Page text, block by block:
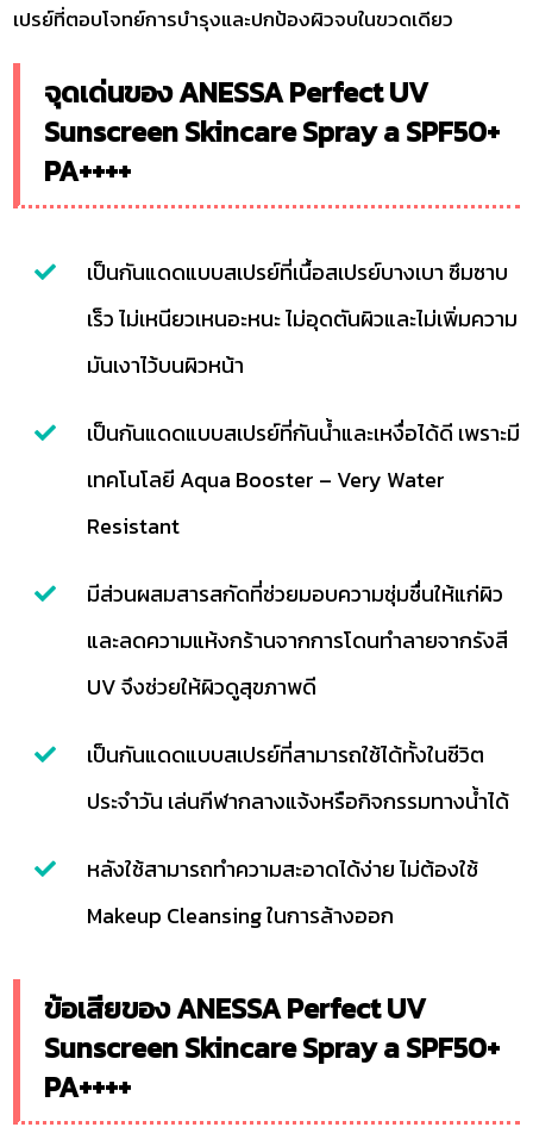
เปรย์ที่ตอบโจทย์การบำรุงและปกป้องผิวจบในขวดเดียว
จุดเด่นของ ANESSA Perfect UV
Sunscreen Skincare Spray a SPF50+
PA++++
เป็นกันแดดแบบสเปรย์ที่เนื้อสเปรย์บางเบา ซึมซาบ
เร็ว ไม่เหนียวเหนอะหนะ ไม่อุดตันผิวและไม่เพิ่มความ
มันเงาไว้บนผิวหน้า
เป็นกันแดดแบบสเปรย์ที่กันน้ำและเหงื่อได้ดี เพราะมี
เทคโนโลยี Aqua Booster – Very Water
Resistant
มีส่วนผสมสารสกัดที่ช่วยมอบความชุ่มชื่นให้แก่ผิว
และลดความแห้งกร้านจากการโดนทำลายจากรังสี
UV จึงช่วยให้ผิวดูสุขภาพดี
เป็นกันแดดแบบสเปรย์ที่สามารถใช้ได้ทั้งในชีวิต
ประจำวัน เล่นกีฬากลางแจ้งหรือกิจกรรมทางน้ำได้
หลังใช้สามารถทำความสะอาดได้ง่าย ไม่ต้องใช้
Makeup Cleansing ในการล้างออก
ข้อเสียของ ANESSA Perfect UV
Sunscreen Skincare Spray a SPF50+
PA++++